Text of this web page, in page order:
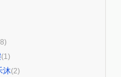
(1)
沐(2)